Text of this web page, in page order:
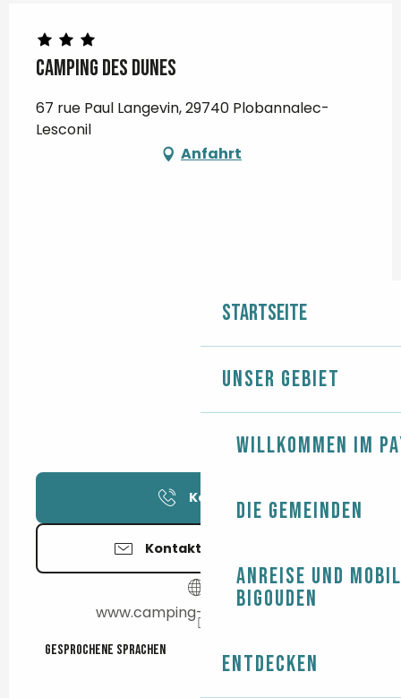
Startseite
Unser Gebiet
Willkommen im
Die Gemeinden
Anreise und
Bigouden
Entdecken
Camping des Dunes
67 rue Paul Langevin, 29740 Plobannalec-
Lesconil
Anfahrt
Kontakt
Kontaktieren Sie uns
www.camping-desdunes.com
Gesprochene Sprachen
Gesprochene Sprachen